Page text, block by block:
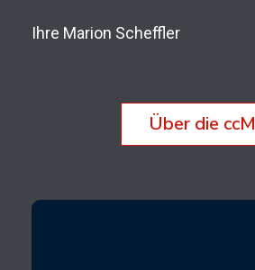
Ihre Marion Scheffler
Über die ccM